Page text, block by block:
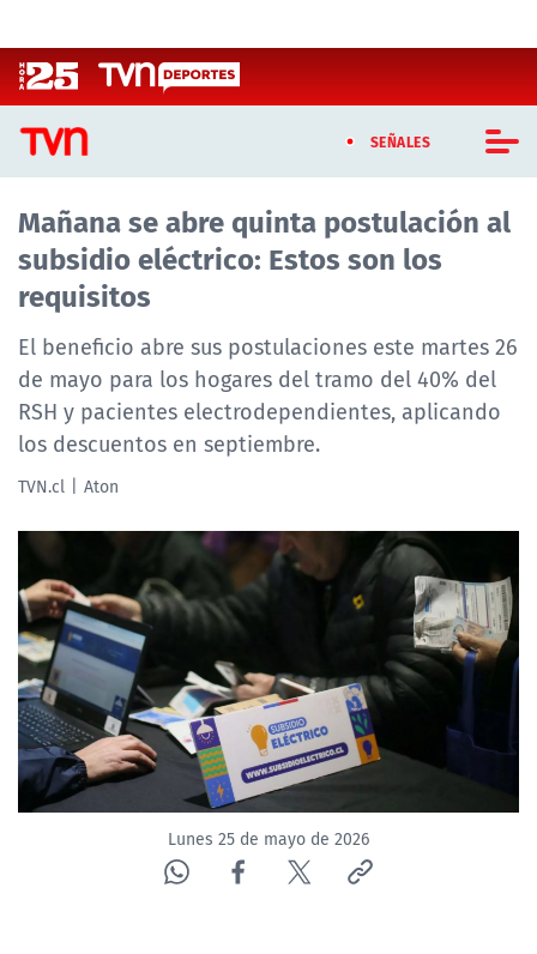
SEÑALES
CASTING MASTERCHEF CHILE
CASTING TVN VERTICAL
TVN VERTICAL
TVN PLAY
PROGRAMAS
NTV
ACTUALIDAD Y TENDENCIAS
CORPORATIVO Y TRANSPARENCIA
CANAL DE DENUNCIAS
ÁREA DE PROYECTOS
Mañana se abre quinta postulación al
subsidio eléctrico: Estos son los
requisitos
El beneficio abre sus postulaciones este martes 26
de mayo para los hogares del tramo del 40% del
RSH y pacientes electrodependientes, aplicando
los descuentos en septiembre.
TVN.cl Aton
Lunes 25 de mayo de 2026